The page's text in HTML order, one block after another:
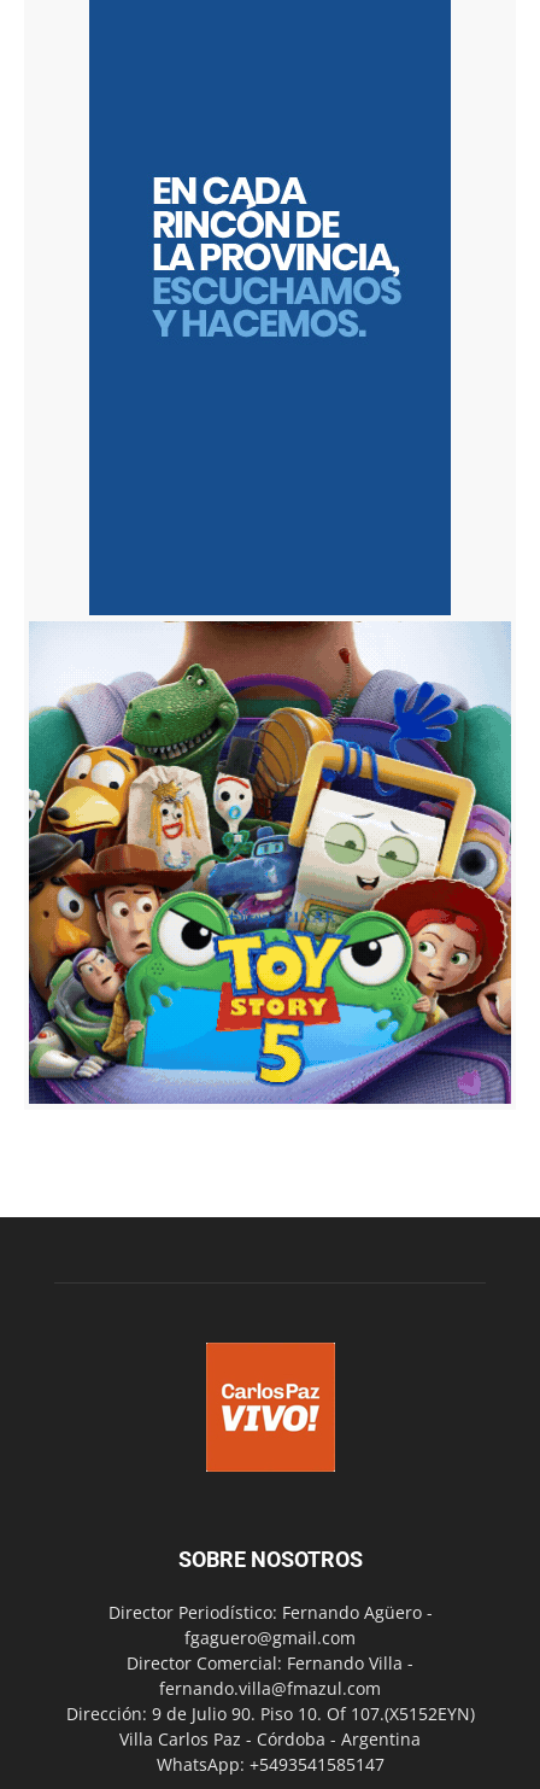
SOBRE NOSOTROS
Director Periodístico: Fernando Agüero -
fgaguero@gmail.com
Director Comercial: Fernando Villa -
fernando.villa@fmazul.com
Dirección: 9 de Julio 90. Piso 10. Of 107.(X5152EYN)
Villa Carlos Paz - Córdoba - Argentina
WhatsApp: +5493541585147